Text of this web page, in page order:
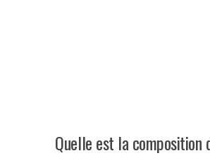
Quelle est la composition